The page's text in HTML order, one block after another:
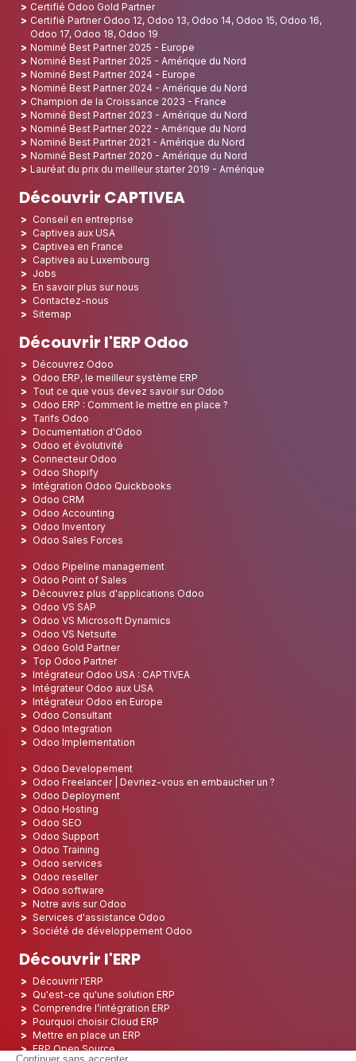
Certifié Odoo Gold Partner
Certifié Partner Odoo 12, Odoo 13, Odoo 14, Odoo 15, Odoo 16,
Odoo 17, Odoo 18, Odoo 19
Nominé Best Partner 2025 - Europe
Nominé Best Partner 2025 - Amérique du Nord
Nominé Best Partner 2024 - Europe
Nominé Best Partner 2024 - Amérique du Nord
Champion de la Croissance 2023 - France
Nominé Best Partner 2023 - Amérique du Nord
Nominé Best Partner 2022 - Amérique du Nord
Nominé Best Partner 2021 - Amérique du Nord
Nominé Best Partner 2020 - Amérique du Nord
Lauréat du prix du meilleur starter 2019 - Amérique
Découvrir CAPTIVEA
Conseil en entreprise
Captivea aux USA
Captivea en France
Captivea au Luxembourg
Jobs
En savoir plus sur nous
Contactez-nous
Sitemap
Découvrir l'ERP Odoo
Découvrez Odoo
Odoo ERP, le meilleur système ERP
Tout ce que vous devez savoir sur Odoo
Odoo ERP : Comment le mettre en place ?
Tarifs Odoo
Documentation d'Odoo
Odoo et évolutivité
Connecteur Odoo
Odoo Shopify
Intégration Odoo Quickbooks
Odoo CRM
Odoo Accounting
Odoo Inventory
Odoo Sales Forces
Odoo Pipeline management
Odoo Point of Sales
Découvrez plus d'applications Odoo
Odoo VS SAP
Odoo VS Microsoft Dynamics
Odoo VS Netsuite
Odoo Gold Partner
Top Odoo Partner
Intégrateur Odoo USA : CAPTIVEA
Intégrateur Odoo aux USA
Intégrateur Odoo en Europe
Odoo Consultant
Odoo Integration
Odoo Implementation
Odoo Developement
Odoo Freelancer | Devriez-vous en embaucher un ?
Odoo Deployment
Odoo Hosting
Odoo SEO
Odoo Support
Odoo Training
Odoo services
Odoo reseller
Odoo software
Notre avis sur Odoo
Services d'assistance Odoo
Société de développement Odoo
Découvrir l'ERP
Découvrir l'ERP
Qu'est-ce qu'une solution ERP
Comprendre l’intégration ERP
Pourquoi choisir Cloud ERP
Mettre en place un ERP
ERP Open Source